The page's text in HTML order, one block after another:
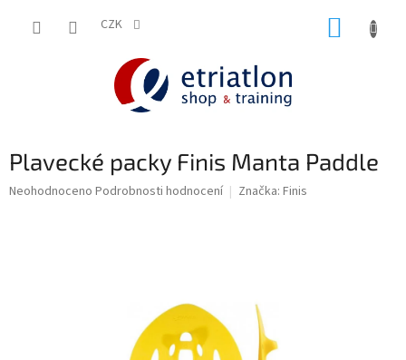
CZK
Plavecké packy Finis Manta Paddle
Průměrné
Neohodnoceno Podrobnosti hodnocení Značka: Finis
shop.etriatlon.cz - Chat